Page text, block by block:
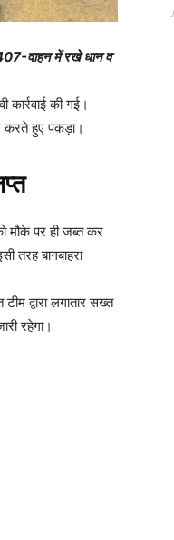
407-वाहन में रखे धान व
की गई।
करते हुए पकड़ा।
मौके पर ही जब्त कर
तरह बागबाहरा
द्वारा लगातार सख्त
रहेगा।